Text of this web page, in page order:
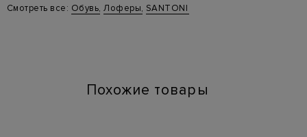
Материал: кожа 100%
Смотреть все: Обувь,Лоферы, SANTONI
Похожие товары